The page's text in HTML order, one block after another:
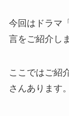
今回はドラマ
言をご紹介し
ここではご紹
さんあります。